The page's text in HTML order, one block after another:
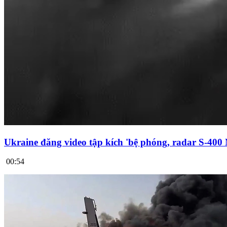
Ukraine đăng video tập kích 'bệ phóng, radar S-400
00:54